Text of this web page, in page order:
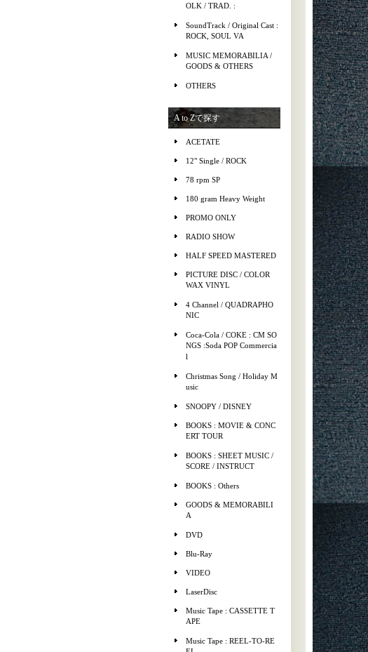
OLK / TRAD. :
SoundTrack / Original Cast :
ROCK, SOUL VA
MUSIC MEMORABILIA /
GOODS & OTHERS
OTHERS
A to Zで探す
ACETATE
12" Single / ROCK
78 rpm SP
180 gram Heavy Weight
PROMO ONLY
RADIO SHOW
HALF SPEED MASTERED
PICTURE DISC / COLOR
WAX VINYL
4 Channel / QUADRAPHO
NIC
Coca-Cola / COKE : CM SO
NGS :Soda POP Commercia
l
Christmas Song / Holiday M
usic
SNOOPY / DISNEY
BOOKS : MOVIE & CONC
ERT TOUR
BOOKS : SHEET MUSIC /
SCORE / INSTRUCT
BOOKS : Others
GOODS & MEMORABILI
A
DVD
Blu-Ray
VIDEO
LaserDisc
Music Tape : CASSETTE T
APE
Music Tape : REEL-TO-RE